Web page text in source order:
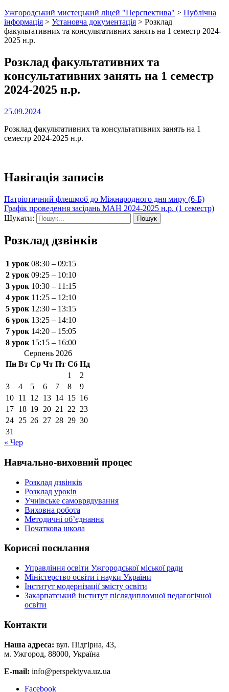
Ужгородський мистецький ліцей "Перспектива" > Публічна
інформація > Установча документація > Розклад
факультативних та консультативних занять на 1 семестр 2024-
2025 н.р.
Розклад факультативних та
консультативних занять на 1 семестр
2024-2025 н.р.
25.09.2024
Розклад факультативних та консультативних занять на 1
семестр 2024-2025 н.р.
Навігація записів
Патріотичний флешмоб до Міжнародного дня миру (6-Б)
Графік проведення засідань МАН 2024-2025 н.р. (1 семестр)
Шукати:
Розклад дзвінків
1 урок 08:30 – 09:15
2 урок 09:25 – 10:10
3 урок 10:30 – 11:15
4 урок 11:25 – 12:10
5 урок 12:30 – 13:15
6 урок 13:25 – 14:10
7 урок 14:20 – 15:05
8 урок 15:15 – 16:00
Серпень 2026
Пн Вт Ср Чт Пт Сб Нд
1
2
3
4 5 6 7 8
9
10 11 12 13 14 15 16
17 18 19 20 21 22 23
24 25 26 27 28 29 30
31
« Чер
Навчально-виховний процес
Розклад дзвінків
Розклад уроків
Учнівське самоврядування
Виховна робота
Методичні об’єднання
Початкова школа
Корисні посилання
Управління освіти Ужгородської міської ради
Міністерство освіти і науки України
Інститут модернізації змісту освіти
Закарпатський інститут післядипломної педагогічної
освіти
Контакти
Наша адреса: вул. Підгірна, 43,
м. Ужгород, 88000, Україна
E-mail: info@perspektyva.uz.ua
Faceboоk